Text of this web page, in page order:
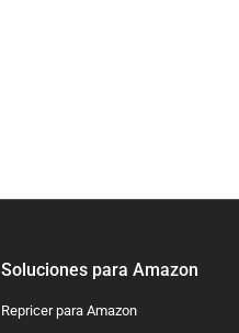
Soluciones para Amazon
Repricer para Amazon